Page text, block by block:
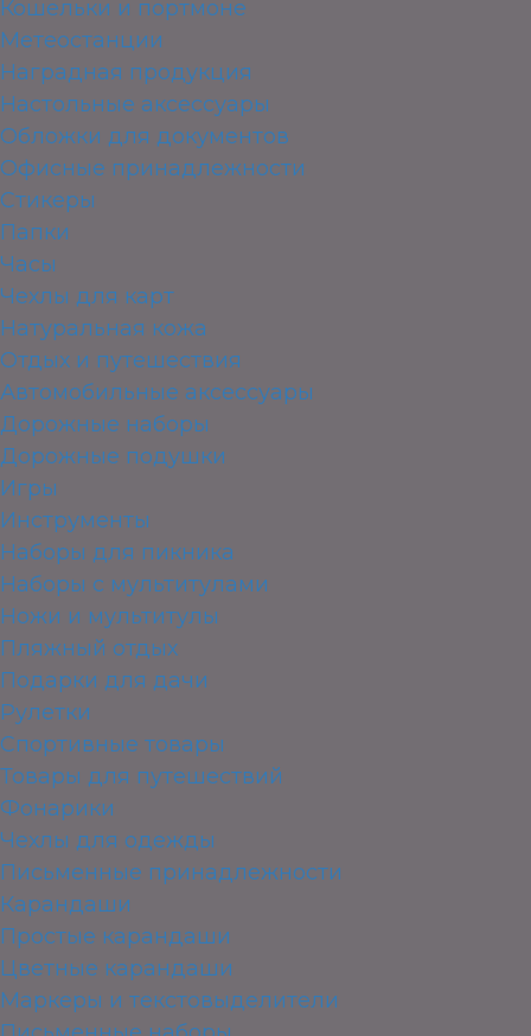
Кошельки и портмоне
Метеостанции
Наградная продукция
Настольные аксессуары
Обложки для документов
Офисные принадлежности
Стикеры
Папки
Часы
Чехлы для карт
Натуральная кожа
Отдых и путешествия
Автомобильные аксессуары
Дорожные наборы
Дорожные подушки
Игры
Инструменты
Наборы для пикника
Наборы с мультитулами
Ножи и мультитулы
Пляжный отдых
Подарки для дачи
Рулетки
Спортивные товары
Товары для путешествий
Фонарики
Чехлы для одежды
Письменные принадлежности
Карандаши
Простые карандаши
Цветные карандаши
Маркеры и текстовыделители